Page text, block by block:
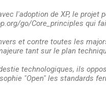
l'adoption de XP, le projet
go/Core_principles qui
et contre toutes les
tant sur le plan
technologiques, ils
"Open" les standards